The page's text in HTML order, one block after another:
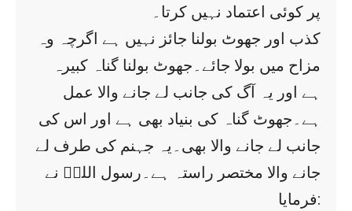
پر کوئی اعتماد نہیں کرتا۔
کذب اور جھوٹ بولنا جائز نہیں ہے اگرچہ وہ
مزاح میں بولا جائے۔جھوٹ بولنا گناہ کبیرہ
ہے اور یہ آگ کی جانب لے جانے والا عمل
ہے۔جھوٹ گناہ کی بنیاد بھی ہے اور اس کی
جانب لے جانے والا بھی۔یہ جہنم کی طرف لے
جانے والا مختصر راستہ ہے۔رسول اللہؐ نے
فرمایا: